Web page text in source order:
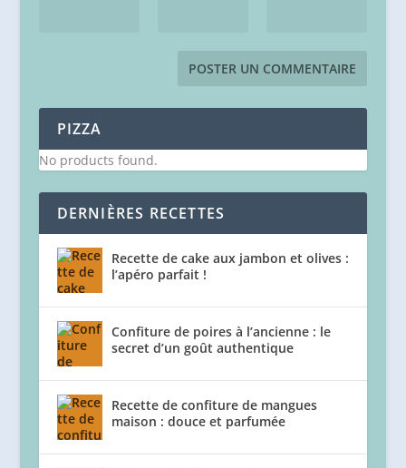
PIZZA
No products found.
DERNIÈRES RECETTES
Recette de cake aux jambon et olives :
l’apéro parfait !
Confiture de poires à l’ancienne : le
secret d’un goût authentique
Recette de confiture de mangues
maison : douce et parfumée